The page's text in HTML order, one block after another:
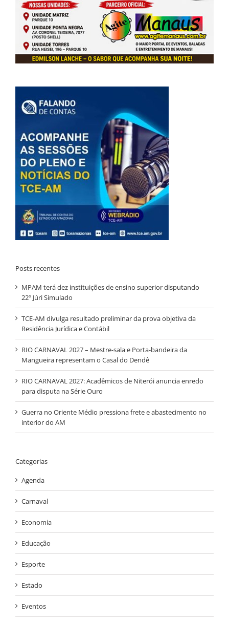
Posts recentes
MPAM terá dez instituições de ensino superior disputando
22º Júri Simulado
TCE-AM divulga resultado preliminar da prova objetiva da
Residência Jurídica e Contábil
RIO CARNAVAL 2027 – Mestre-sala e Porta-bandeira da
Mangueira representam o Casal do Dendê
RIO CARNAVAL 2027: Acadêmicos de Niterói anuncia enredo
para disputa na Série Ouro
Guerra no Oriente Médio pressiona frete e abastecimento no
interior do AM
Categorias
Agenda
Carnaval
Economia
Educação
Esporte
Estado
Eventos